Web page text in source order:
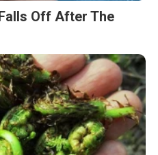
Off After The